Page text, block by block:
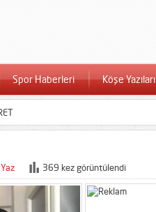
Spor Haberleri Köşe Yazıları
369 kez görüntülendi